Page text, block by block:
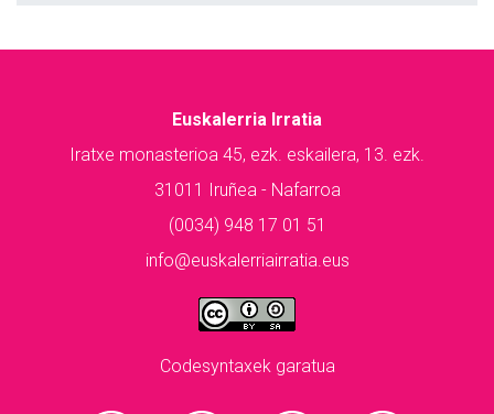
Euskalerria Irratia
Iratxe monasterioa 45, ezk. eskailera, 13. ezk.
31011 Iruñea - Nafarroa
(0034) 948 17 01 51
info@euskalerriairratia.eus
Codesyntaxek garatua